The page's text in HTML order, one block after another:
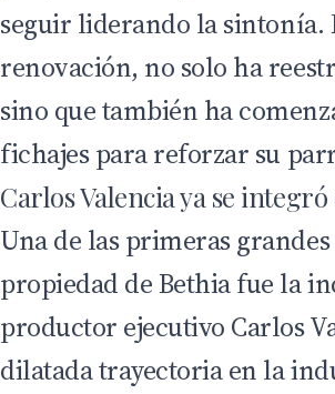
seguir liderando la sintonía.
renovación, no solo ha
sino que también ha
fichajes para reforzar su
Carlos Valencia ya se
Una de las primeras
propiedad de Bethia fue la
productor ejecutivo Carlos
dilatada trayectoria en la